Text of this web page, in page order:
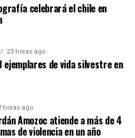
celebrará el chile en
23 horas ago
ejemplares de vida silvestre en
horas ago
Amozoc atiende a más de 4
de violencia en un año